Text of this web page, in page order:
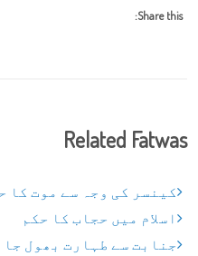
Share this:
Related Fatwas
کینسر کی وجہ سے موت کا
اسلام میں حجاب کا حکم
جنابت سے طہارت بھول